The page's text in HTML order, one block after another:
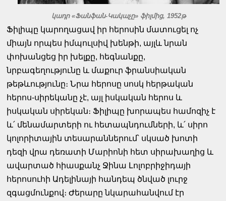
կադր «Ֆանֆան-Կակաչը» ֆիլմից, 1952թ
Ֆիլիպը կարողացավ իր հերոսին մատուցել ոչ
միայն որպես իմպուլսիվ խենթի, այլև նրան
փոխանցեց իր խելքը, հեգնանքը,
նրբագեղությունը և մաքուր ֆրանսիական
թեթևությունը։ Նրա հերոսը սոսկ հերթական
հերոս-սիրեկանը չէ, այլ իսկական հերոս և
իսկական սիրեկան։ Ֆիլիպը խորապես համոզիչ է
և՛ մենամարտերի ու հետապնդումների, և՛ սիրո
կոլորիտային տեսարաններում՝ սկսած խոտի
դեզի վրա դեռատի Մարիոնի հետ սիրախաղից և
ավարտած հիասքանչ Ջինա Լոլոբրիջիդայի
հերոսուհի Ադելինայի հանդեպ ծնված լուրջ
զգացմունքով։ Ժերարը նկարահանվում էր